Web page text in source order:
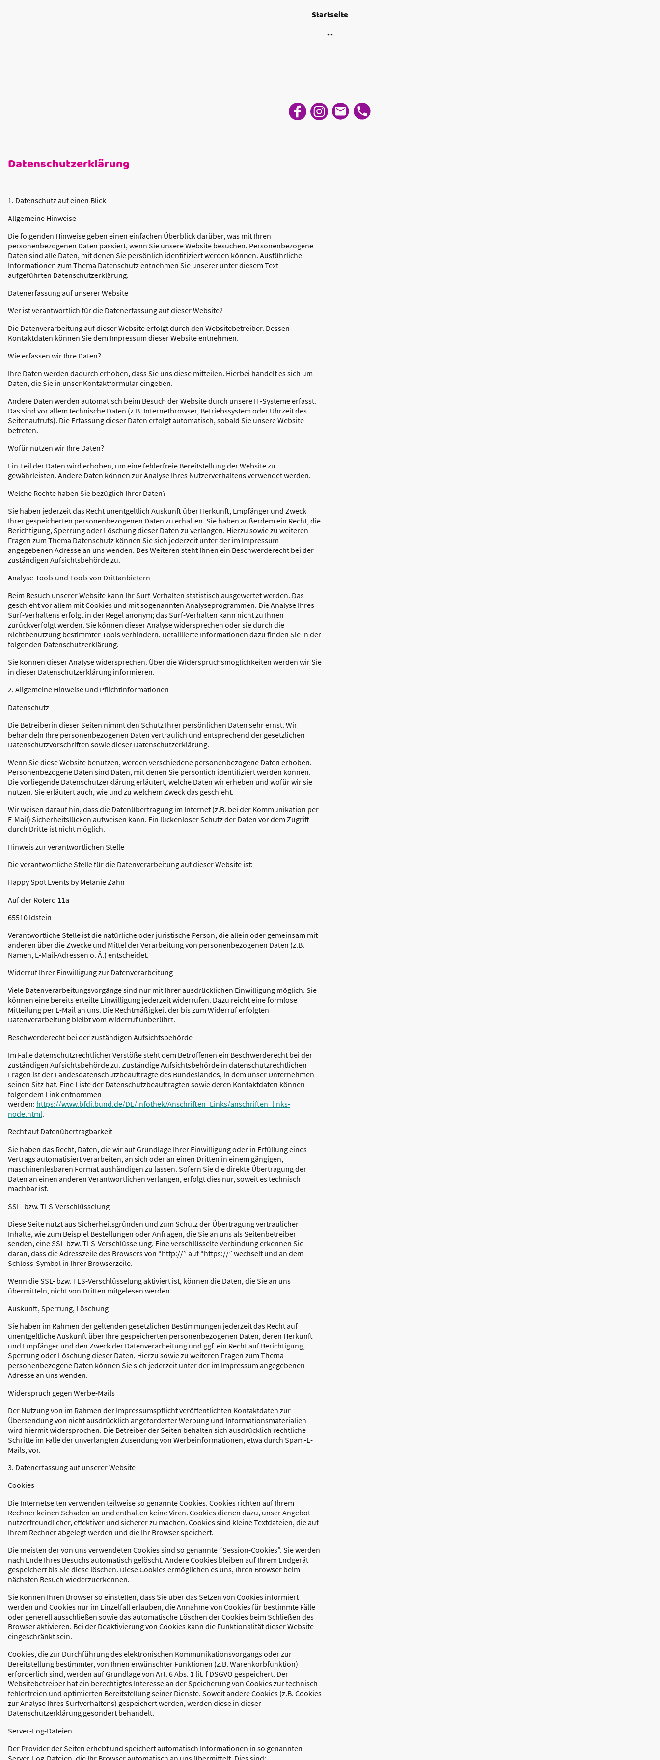
Startseite
Datenschutzerklärung
1. Datenschutz auf einen Blick
Allgemeine Hinweise
Die folgenden Hinweise geben einen einfachen Überblick darüber, was mit Ihren
personenbezogenen Daten passiert, wenn Sie unsere Website besuchen. Personenbezogene
Daten sind alle Daten, mit denen Sie persönlich identifiziert werden können. Ausführliche
Informationen zum Thema Datenschutz entnehmen Sie unserer unter diesem Text
aufgeführten Datenschutzerklärung.
Datenerfassung auf unserer Website
Wer ist verantwortlich für die Datenerfassung auf dieser Website?
Die Datenverarbeitung auf dieser Website erfolgt durch den Websitebetreiber. Dessen
Kontaktdaten können Sie dem Impressum dieser Website entnehmen.
Wie erfassen wir Ihre Daten?
Ihre Daten werden dadurch erhoben, dass Sie uns diese mitteilen. Hierbei handelt es sich um
Daten, die Sie in unser Kontaktformular eingeben.
Andere Daten werden automatisch beim Besuch der Website durch unsere IT-Systeme erfasst.
Das sind vor allem technische Daten (z.B. Internetbrowser, Betriebssystem oder Uhrzeit des
Seitenaufrufs). Die Erfassung dieser Daten erfolgt automatisch, sobald Sie unsere Website
betreten.
Wofür nutzen wir Ihre Daten?
Ein Teil der Daten wird erhoben, um eine fehlerfreie Bereitstellung der Website zu
gewährleisten. Andere Daten können zur Analyse Ihres Nutzerverhaltens verwendet werden.
Welche Rechte haben Sie bezüglich Ihrer Daten?
Sie haben jederzeit das Recht unentgeltlich Auskunft über Herkunft, Empfänger und Zweck
Ihrer gespeicherten personenbezogenen Daten zu erhalten. Sie haben außerdem ein Recht, die
Berichtigung, Sperrung oder Löschung dieser Daten zu verlangen. Hierzu sowie zu weiteren
Fragen zum Thema Datenschutz können Sie sich jederzeit unter der im Impressum
angegebenen Adresse an uns wenden. Des Weiteren steht Ihnen ein Beschwerderecht bei der
zuständigen Aufsichtsbehörde zu.
Analyse-Tools und Tools von Drittanbietern
Beim Besuch unserer Website kann Ihr Surf-Verhalten statistisch ausgewertet werden. Das
geschieht vor allem mit Cookies und mit sogenannten Analyseprogrammen. Die Analyse Ihres
Surf-Verhaltens erfolgt in der Regel anonym; das Surf-Verhalten kann nicht zu Ihnen
zurückverfolgt werden. Sie können dieser Analyse widersprechen oder sie durch die
Nichtbenutzung bestimmter Tools verhindern. Detaillierte Informationen dazu finden Sie in der
folgenden Datenschutzerklärung.
Sie können dieser Analyse widersprechen. Über die Widerspruchsmöglichkeiten werden wir Sie
in dieser Datenschutzerklärung informieren.
2. Allgemeine Hinweise und Pflichtinformationen
Datenschutz
Die Betreiberin dieser Seiten nimmt den Schutz Ihrer persönlichen Daten sehr ernst. Wir
behandeln Ihre personenbezogenen Daten vertraulich und entsprechend der gesetzlichen
Datenschutzvorschriften sowie dieser Datenschutzerklärung.
Wenn Sie diese Website benutzen, werden verschiedene personenbezogene Daten erhoben.
Personenbezogene Daten sind Daten, mit denen Sie persönlich identifiziert werden können.
Die vorliegende Datenschutzerklärung erläutert, welche Daten wir erheben und wofür wir sie
nutzen. Sie erläutert auch, wie und zu welchem Zweck das geschieht.
Wir weisen darauf hin, dass die Datenübertragung im Internet (z.B. bei der Kommunikation per
E-Mail) Sicherheitslücken aufweisen kann. Ein lückenloser Schutz der Daten vor dem Zugriff
durch Dritte ist nicht möglich.
Hinweis zur verantwortlichen Stelle
Die verantwortliche Stelle für die Datenverarbeitung auf dieser Website ist:
Happy Spot Events by Melanie Zahn
Auf der Roterd 11a
65510 Idstein
Verantwortliche Stelle ist die natürliche oder juristische Person, die allein oder gemeinsam mit
anderen über die Zwecke und Mittel der Verarbeitung von personenbezogenen Daten (z.B.
Namen, E-Mail-Adressen o. Ä.) entscheidet.
Widerruf Ihrer Einwilligung zur Datenverarbeitung
Viele Datenverarbeitungsvorgänge sind nur mit Ihrer ausdrücklichen Einwilligung möglich. Sie
können eine bereits erteilte Einwilligung jederzeit widerrufen. Dazu reicht eine formlose
Mitteilung per E-Mail an uns. Die Rechtmäßigkeit der bis zum Widerruf erfolgten
Datenverarbeitung bleibt vom Widerruf unberührt.
Beschwerderecht bei der zuständigen Aufsichtsbehörde
Im Falle datenschutzrechtlicher Verstöße steht dem Betroffenen ein Beschwerderecht bei der
zuständigen Aufsichtsbehörde zu. Zuständige Aufsichtsbehörde in datenschutzrechtlichen
Fragen ist der Landesdatenschutzbeauftragte des Bundeslandes, in dem unser Unternehmen
seinen Sitz hat. Eine Liste der Datenschutzbeauftragten sowie deren Kontaktdaten können
folgendem Link entnommen
werden: https://www.bfdi.bund.de/DE/Infothek/Anschriften_Links/anschriften_links-
node.html.
Recht auf Datenübertragbarkeit
Sie haben das Recht, Daten, die wir auf Grundlage Ihrer Einwilligung oder in Erfüllung eines
Vertrags automatisiert verarbeiten, an sich oder an einen Dritten in einem gängigen,
maschinenlesbaren Format aushändigen zu lassen. Sofern Sie die direkte Übertragung der
Daten an einen anderen Verantwortlichen verlangen, erfolgt dies nur, soweit es technisch
machbar ist.
SSL- bzw. TLS-Verschlüsselung
Diese Seite nutzt aus Sicherheitsgründen und zum Schutz der Übertragung vertraulicher
Inhalte, wie zum Beispiel Bestellungen oder Anfragen, die Sie an uns als Seitenbetreiber
senden, eine SSL-bzw. TLS-Verschlüsselung. Eine verschlüsselte Verbindung erkennen Sie
daran, dass die Adresszeile des Browsers von “http://” auf “https://” wechselt und an dem
Schloss-Symbol in Ihrer Browserzeile.
Wenn die SSL- bzw. TLS-Verschlüsselung aktiviert ist, können die Daten, die Sie an uns
übermitteln, nicht von Dritten mitgelesen werden.
Auskunft, Sperrung, Löschung
Sie haben im Rahmen der geltenden gesetzlichen Bestimmungen jederzeit das Recht auf
unentgeltliche Auskunft über Ihre gespeicherten personenbezogenen Daten, deren Herkunft
und Empfänger und den Zweck der Datenverarbeitung und ggf. ein Recht auf Berichtigung,
Sperrung oder Löschung dieser Daten. Hierzu sowie zu weiteren Fragen zum Thema
personenbezogene Daten können Sie sich jederzeit unter der im Impressum angegebenen
Adresse an uns wenden.
Widerspruch gegen Werbe-Mails
Der Nutzung von im Rahmen der Impressumspflicht veröffentlichten Kontaktdaten zur
Übersendung von nicht ausdrücklich angeforderter Werbung und Informationsmaterialien
wird hiermit widersprochen. Die Betreiber der Seiten behalten sich ausdrücklich rechtliche
Schritte im Falle der unverlangten Zusendung von Werbeinformationen, etwa durch Spam-E-
Mails, vor.
3. Datenerfassung auf unserer Website
Cookies
Die Internetseiten verwenden teilweise so genannte Cookies. Cookies richten auf Ihrem
Rechner keinen Schaden an und enthalten keine Viren. Cookies dienen dazu, unser Angebot
nutzerfreundlicher, effektiver und sicherer zu machen. Cookies sind kleine Textdateien, die auf
Ihrem Rechner abgelegt werden und die Ihr Browser speichert.
Die meisten der von uns verwendeten Cookies sind so genannte “Session-Cookies”. Sie werden
nach Ende Ihres Besuchs automatisch gelöscht. Andere Cookies bleiben auf Ihrem Endgerät
gespeichert bis Sie diese löschen. Diese Cookies ermöglichen es uns, Ihren Browser beim
nächsten Besuch wiederzuerkennen.
Sie können Ihren Browser so einstellen, dass Sie über das Setzen von Cookies informiert
werden und Cookies nur im Einzelfall erlauben, die Annahme von Cookies für bestimmte Fälle
oder generell ausschließen sowie das automatische Löschen der Cookies beim Schließen des
Browser aktivieren. Bei der Deaktivierung von Cookies kann die Funktionalität dieser Website
eingeschränkt sein.
Cookies, die zur Durchführung des elektronischen Kommunikationsvorgangs oder zur
Bereitstellung bestimmter, von Ihnen erwünschter Funktionen (z.B. Warenkorbfunktion)
erforderlich sind, werden auf Grundlage von Art. 6 Abs. 1 lit. f DSGVO gespeichert. Der
Websitebetreiber hat ein berechtigtes Interesse an der Speicherung von Cookies zur technisch
fehlerfreien und optimierten Bereitstellung seiner Dienste. Soweit andere Cookies (z.B. Cookies
zur Analyse Ihres Surfverhaltens) gespeichert werden, werden diese in dieser
Datenschutzerklärung gesondert behandelt.
Server-Log-Dateien
Der Provider der Seiten erhebt und speichert automatisch Informationen in so genannten
Server-Log-Dateien, die Ihr Browser automatisch an uns übermittelt. Dies sind: